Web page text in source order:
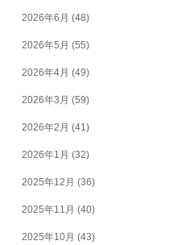
2026年6月 (48)
2026年5月 (55)
2026年4月 (49)
2026年3月 (59)
2026年2月 (41)
2026年1月 (32)
2025年12月 (36)
2025年11月 (40)
2025年10月 (43)